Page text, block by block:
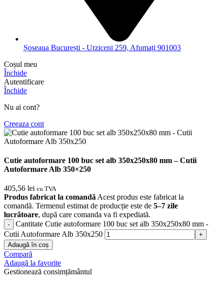
Șoseaua București - Urziceni 259, Afumați 901003
Coșul meu
Închide
Autentificare
Închide
Nu ai cont?
Creeaza cont
Cutie autoformare 100 buc set alb 350x250x80 mm – Cutii
Autoformare Alb 350×250
405,56 lei cu TVA
Produs fabricat la comandă Acest produs este fabricat la
comandă. Termenul estimat de producție este de 5–7 zile
lucrătoare, după care comanda va fi expediată.
Cantitate Cutie autoformare 100 buc set alb 350x250x80 mm -
Cutii Autoformare Alb 350x250
Adaugă în coș
Compară
Adaugă la favorite
Gestionează consimțământul